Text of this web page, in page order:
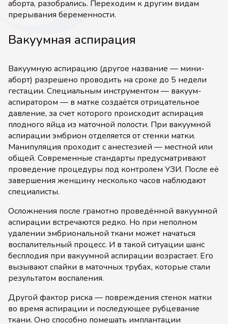
аборта, разобрались. Переходим к другим видам
прерывания беременности.
Вакуумная аспирация
Вакуумную аспирацию (другое название — мини-
аборт) разрешено проводить на сроке до 5 недели
гестации. Специальным инструментом — вакуум-
аспиратором — в матке создаётся отрицательное
давление, за счет которого происходит аспирация
плодного яйца из маточной полости. При вакуумной
аспирации эмбрион отделяется от стенки матки.
Манипуляция проходит с анестезией — местной или
общей. Современные стандарты предусматривают
проведение процедуры под контролем УЗИ. После её
завершения женщину несколько часов наблюдают
специалисты.
Осложнения после грамотно проведённой вакуумной
аспирации встречаются редко. Но при неполном
удалении эмбриональной ткани может начаться
воспалительный процесс. И в такой ситуации шанс
бесплодия при вакуумной аспирации возрастает. Его
вызывают спайки в маточных трубах, которые стали
результатом воспаления.
Другой фактор риска — повреждения стенок матки
во время аспирации и последующее рубцевание
ткани. Оно способно помешать имплантации